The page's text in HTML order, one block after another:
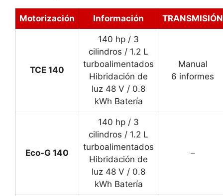
Motorización Información TRANSMISIÓN
TCE 140
140 hp / 3
cilindros / 1.2 L
turboalimentados
Hibridación de
luz 48 V / 0.8
kWh Batería
Manual
6 informes
Eco-G 140
140 hp / 3
cilindros / 1.2 L
turboalimentados
Hibridación de
luz 48 V / 0.8
kWh Batería
–